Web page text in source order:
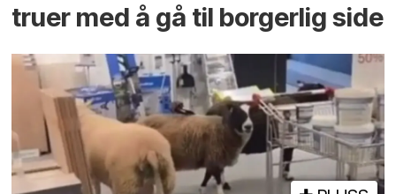
truer med å gå til borgerlig side